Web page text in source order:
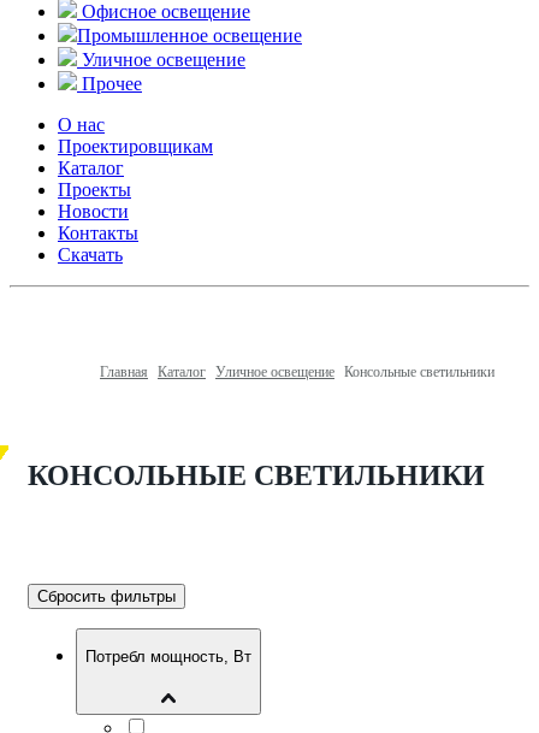
Офисное освещение
Промышленное освещение
Уличное освещение
Прочее
О нас
Проектировщикам
Каталог
Проекты
Новости
Контакты
Скачать
Главная Каталог Уличное освещение Консольные светильники
КОНСОЛЬНЫЕ СВЕТИЛЬНИКИ
Сбросить фильтры
Потребл мощность, Вт